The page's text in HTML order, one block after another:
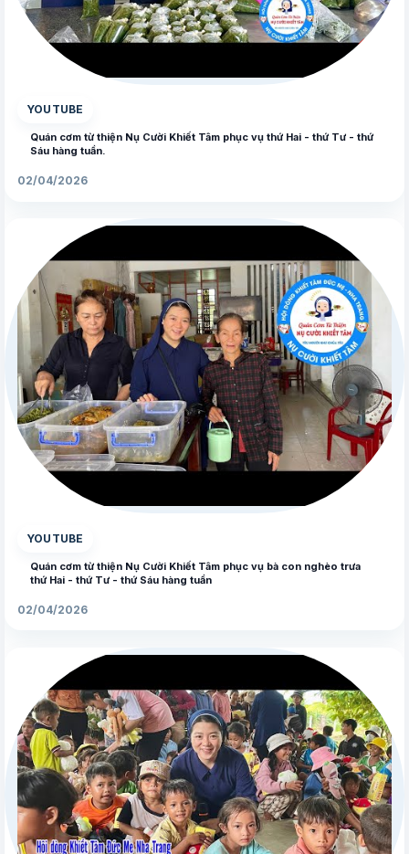
YOUTUBE
Quán cơm từ thiện Nụ Cười Khiết Tâm phục vụ thứ Hai - thứ Tư - thứ
Sáu hàng tuần.
02/04/2026
YOUTUBE
Quán cơm từ thiện Nụ Cười Khiết Tâm phục vụ bà con nghèo trưa
thứ Hai - thứ Tư - thứ Sáu hàng tuần
02/04/2026